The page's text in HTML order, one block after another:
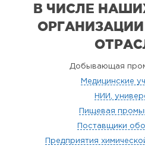
В ЧИСЛЕ
ОРГАНИЗАЦИИ
Добывающая
Медицинские
НИИ,
Пищевая
Поставщики
Предприятия